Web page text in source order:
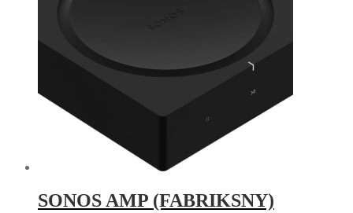
SONOS AMP (FABRIKSNY)